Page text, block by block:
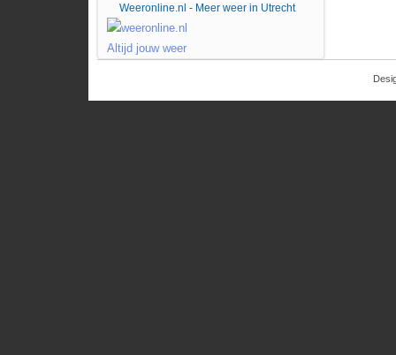
Weeronline.nl - Meer weer in Utrecht